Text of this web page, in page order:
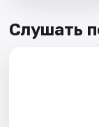
Слушать